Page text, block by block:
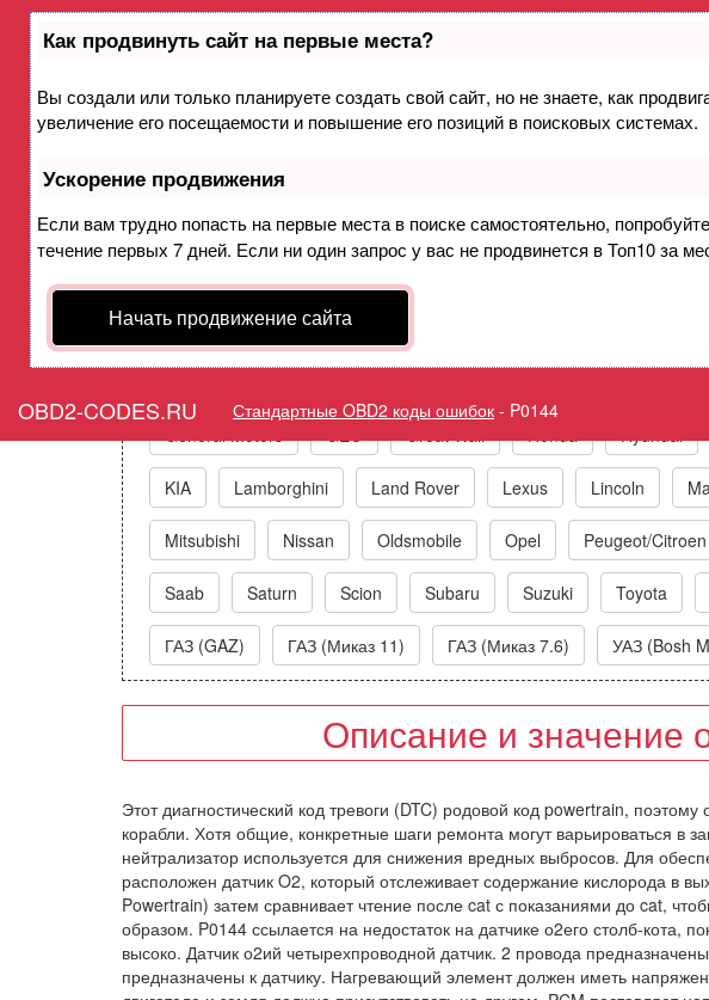
Как продвинуть сайт на первые места?
Вы создали или только планируете создать свой сайт, но не знаете, как
увеличение его посещаемости и повышение его позиций в поисковых системах.
Ускорение продвижения
Если вам трудно попасть на первые места в поиске самостоятельно,
течение первых 7 дней. Если ни один запрос у вас не продвинется в Топ10 за
Начать продвижение сайта
OBD2-CODES.RU Стандартные OBD2 коды ошибок - P0144
Ошибка P0144 Подогреваемый
General Motors GEO Great Wall Honda Hyundai
KIA Lamborghini Land Rover Lexus Lincoln
Mitsubishi Nissan Oldsmobile Opel Peugeot/Citroen
Saab Saturn Scion Subaru Suzuki Toyota
ГАЗ (GAZ) ГАЗ (Миказ 11) ГАЗ (Миказ 7.6) УАЗ (Bosh
Описание и значение
Этот диагностический код тревоги (DTC) родовой код powertrain,
корабли. Хотя общие, конкретные шаги ремонта могут варьироваться в
нейтрализатор используется для снижения вредных выбросов. Для
расположен датчик O2, который отслеживает содержание кислорода в
Powertrain) затем сравнивает чтение после cat с показаниями до cat,
образом. P0144 ссылается на недостаток на датчике о2его столб-кота,
высоко. Датчик о2ий четырехпроводной датчик. 2 провода
предназначены к датчику. Нагревающий элемент должен иметь